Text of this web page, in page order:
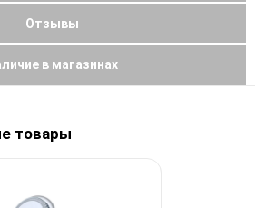
Отзывы
в магазинах
товары